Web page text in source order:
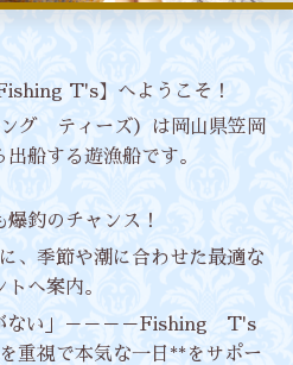
T's】へようこそ！
グ ティーズ）は岡山県笠岡
船する遊漁船です。
釣のチャンス！
、季節や潮に合わせた最適な
トへ案内。
ない」－－－－Fishing T's
重視で本気な一日**をサポー